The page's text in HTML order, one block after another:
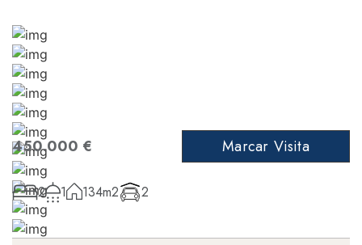
450.000 € Marcar Visita
2 1 134m2 2